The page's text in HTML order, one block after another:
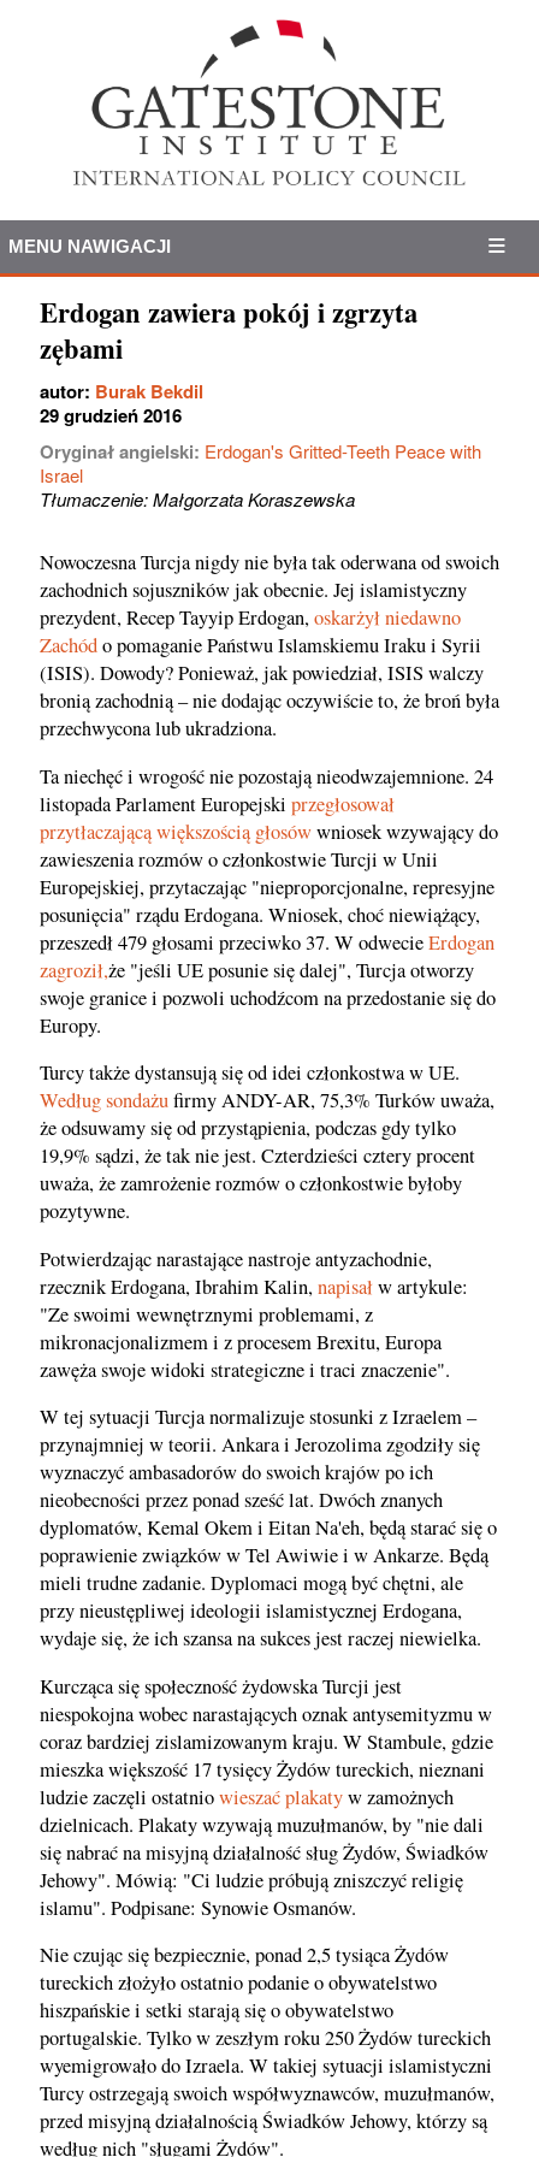
MENU NAWIGACJI
Erdogan zawiera pokój i zgrzyta
zębami
autor: Burak Bekdil
29 grudzień 2016
Oryginał angielski: Erdogan's Gritted-Teeth Peace with
Israel
Tłumaczenie: Małgorzata Koraszewska
Nowoczesna Turcja nigdy nie była tak oderwana od swoich
zachodnich sojuszników jak obecnie. Jej islamistyczny
prezydent, Recep Tayyip Erdogan,oskarżył niedawno
Zachódo pomaganie Państwu Islamskiemu Iraku i Syrii
(ISIS). Dowody? Ponieważ, jak powiedział, ISIS walczy
bronią zachodnią – nie dodając oczywiście to, że broń była
przechwycona lub ukradziona.
Ta niechęć i wrogość nie pozostają nieodwzajemnione. 24
listopada Parlament Europejski przegłosował
przytłaczającą większością głosówwniosek wzywający do
zawieszenia rozmów o członkostwie Turcji w Unii
Europejskiej, przytaczając "nieproporcjonalne, represyjne
posunięcia" rządu Erdogana. Wniosek, choć niewiążący,
przeszedł 479 głosami przeciwko 37. W odwecieErdogan
zagroził,że "jeśli UE posunie się dalej", Turcja otworzy
swoje granice i pozwoli uchodźcom na przedostanie się do
Europy.
Turcy także dystansują się od idei członkostwa w UE.
Według sondażufirmy ANDY-AR, 75,3% Turków uważa,
że odsuwamy się od przystąpienia, podczas gdy tylko
19,9% sądzi, że tak nie jest. Czterdzieści cztery procent
uważa, że zamrożenie rozmów o członkostwie byłoby
pozytywne.
Potwierdzając narastające nastroje antyzachodnie,
rzecznik Erdogana, Ibrahim Kalin,napisałw artykule:
"Ze swoimi wewnętrznymi problemami, z
mikronacjonalizmem i z procesem Brexitu, Europa
zawęża swoje widoki strategiczne i traci znaczenie".
W tej sytuacji Turcja normalizuje stosunki z Izraelem –
przynajmniej w teorii. Ankara i Jerozolima zgodziły się
wyznaczyć ambasadorów do swoich krajów po ich
nieobecności przez ponad sześć lat. Dwóch znanych
dyplomatów, Kemal Okem i Eitan Na'eh, będą starać się o
poprawienie związków w Tel Awiwie i w Ankarze. Będą
mieli trudne zadanie. Dyplomaci mogą być chętni, ale
przy nieustępliwej ideologii islamistycznej Erdogana,
wydaje się, że ich szansa na sukces jest raczej niewielka.
Kurcząca się społeczność żydowska Turcji jest
niespokojna wobec narastających oznak antysemityzmu w
coraz bardziej zislamizowanym kraju. W Stambule, gdzie
mieszka większość 17 tysięcy Żydów tureckich, nieznani
ludzie zaczęli ostatniowieszać plakatyw zamożnych
dzielnicach. Plakaty wzywają muzułmanów, by "nie dali
się nabrać na misyjną działalność sług Żydów, Świadków
Jehowy". Mówią: "Ci ludzie próbują zniszczyć religię
islamu". Podpisane: Synowie Osmanów.
Nie czując się bezpiecznie, ponad 2,5 tysiąca Żydów
tureckich złożyło ostatnio podanie o obywatelstwo
hiszpańskie i setki starają się o obywatelstwo
portugalskie. Tylko w zeszłym roku 250 Żydów tureckich
wyemigrowało do Izraela. W takiej sytuacji islamistyczni
Turcy ostrzegają swoich współwyznawców, muzułmanów,
przed misyjną działalnością Świadków Jehowy, którzy są
według nich "sługami Żydów".